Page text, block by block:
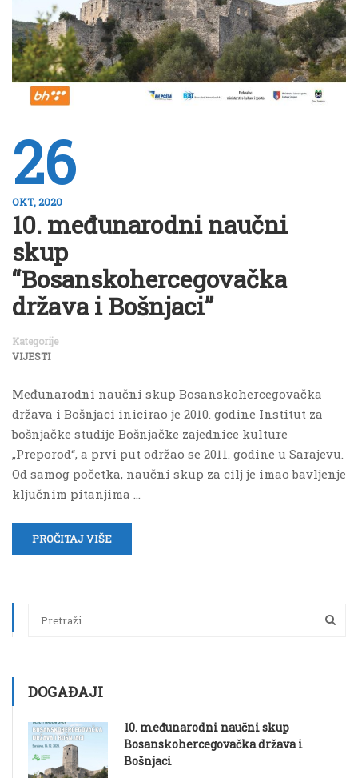
26
OKT, 2020
10. međunarodni naučni
skup
“Bosanskohercegovačka
država i Bošnjaci”
Kategorije
VIJESTI
Međunarodni naučni skup Bosanskohercegovačka
država i Bošnjaci inicirao je 2010. godine Institut za
bošnjačke studije Bošnjačke zajednice kulture
„Preporod“, a prvi put održao se 2011. godine u Sarajevu.
Od samog početka, naučni skup za cilj je imao bavljenje
ključnim pitanjima …
PROČITAJ VIŠE
DOGAĐAJI
10. međunarodni naučni skup
Bosanskohercegovačka država i
Bošnjaci